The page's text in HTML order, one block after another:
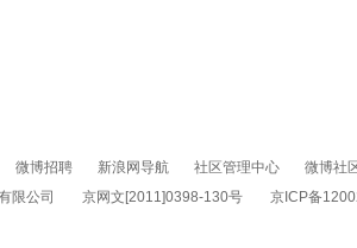
微博招聘 新浪网导航 社区管理中心
微博社
限公司
京网文[2011]0398-130号 京ICP备